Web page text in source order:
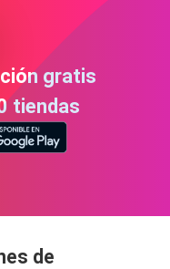
gratis
tiendas
de